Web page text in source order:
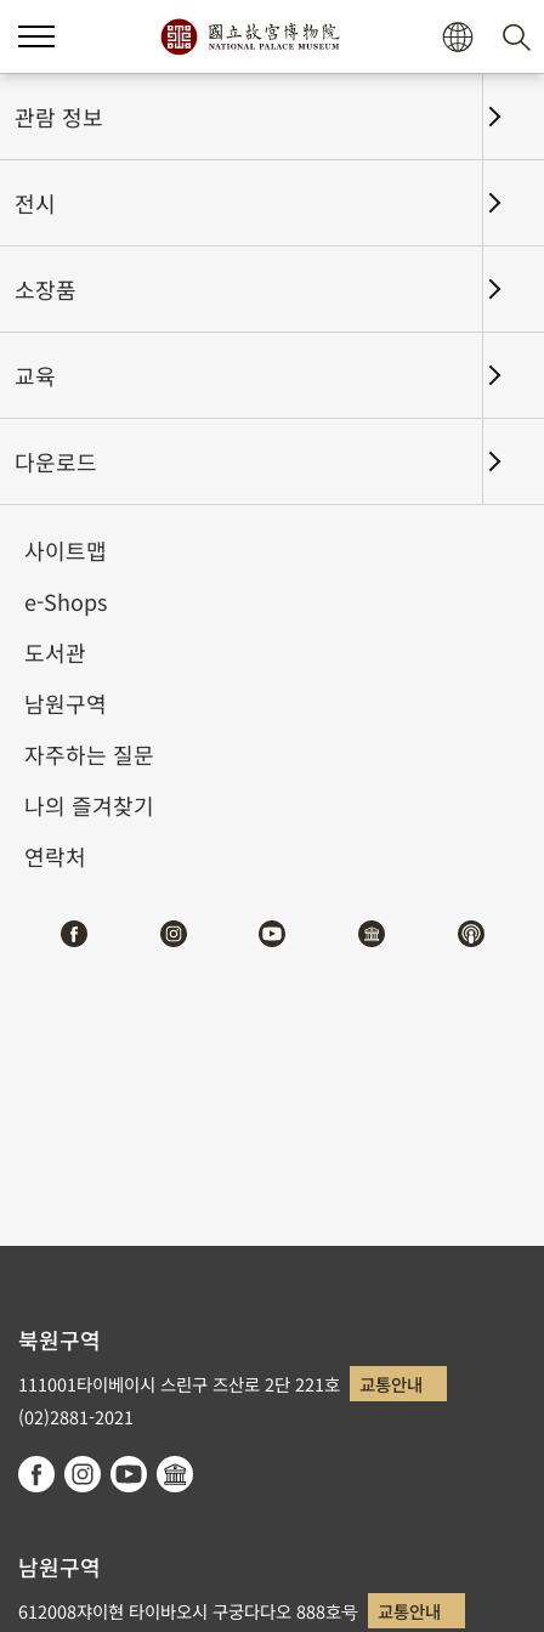
홈 기타정보
웹접근성 정보
국립고궁박물원은 심신장애인들도 다수의 네티즌들과
용하실 수 있도록 국가통신전파위원회에서 제정한 「장
애인용 웹사이트 규범2.0버전」을 적극적으로 적용하
여 웹사이트의 이용에 불편이 없도록 하며 장애가 없는
웹사이트 환경을 조성하고자 합니다.
본 사이트는 보조 메뉴 링크 구역, 주메뉴 링크 구역, 부
메뉴 링크 그리고 주요 내용 구역 이렇게 네 구역으로
나뉘어 있습니다. 장애인용 홈페이지 디자인 원칙에 따
라 단축키를 사용하여 더욱 편리하게 보실 수 있도록 하
였습니다.
단축키 설정은 아래와 같습니다.
니다.
있습니다.
북원구역
111001타이베이시 스린구 즈산로 2단 221호
교통안내
(02)2881-2021
남원구역
612008쟈이현 타이바오시 구궁다다오 888호号
교통안내
관람 정보
전시
소장품
교육
다운로드
사이트맵
e-Shops
도서관
남원구역
자주하는 질문
나의 즐겨찾기
연락처